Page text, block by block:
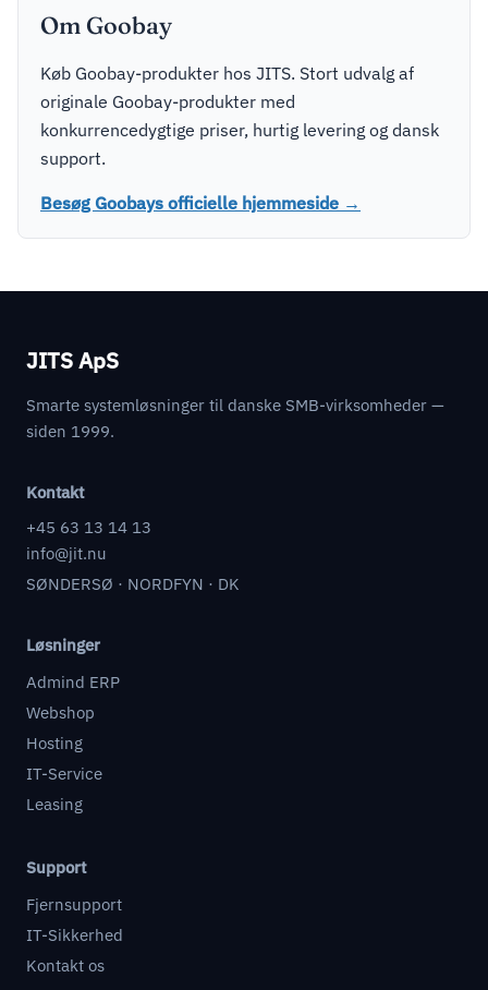
Om Goobay
Køb Goobay-produkter hos JITS. Stort udvalg af
originale Goobay-produkter med
konkurrencedygtige priser, hurtig levering og dansk
support.
Besøg Goobays officielle hjemmeside →
JITS ApS
Smarte systemløsninger til danske SMB-virksomheder —
siden 1999.
Kontakt
+45 63 13 14 13
info@jit.nu
SØNDERSØ · NORDFYN · DK
Løsninger
Admind ERP
Webshop
Hosting
IT-Service
Leasing
Support
Fjernsupport
IT-Sikkerhed
Kontakt os